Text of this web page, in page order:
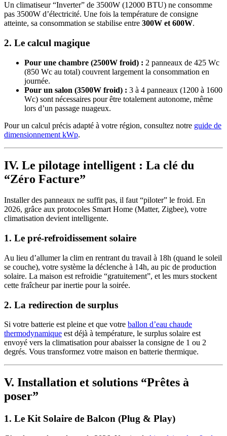
Un climatiseur “Inverter” de 3500W (12000 BTU) ne consomme
pas 3500W d’électricité. Une fois la température de consigne
atteinte, sa consommation se stabilise entre 300W et 600W.
2. Le calcul magique
Pour une chambre (2500W froid) : 2 panneaux de 425 Wc
(850 Wc au total) couvrent largement la consommation en
journée.
Pour un salon (3500W froid) : 3 à 4 panneaux (1200 à 1600
Wc) sont nécessaires pour être totalement autonome, même
lors d’un passage nuageux.
Pour un calcul précis adapté à votre région, consultez notre guide de
dimensionnement kWp.
IV. Le pilotage intelligent : La clé du
“Zéro Facture”
Installer des panneaux ne suffit pas, il faut “piloter” le froid. En
2026, grâce aux protocoles Smart Home (Matter, Zigbee), votre
climatisation devient intelligente.
1. Le pré-refroidissement solaire
Au lieu d’allumer la clim en rentrant du travail à 18h (quand le soleil
se couche), votre système la déclenche à 14h, au pic de production
solaire. La maison est refroidie “gratuitement”, et les murs stockent
cette fraîcheur par inertie pour la soirée.
2. La redirection de surplus
Si votre batterie est pleine et que votre ballon d’eau chaude
thermodynamique est déjà à température, le surplus solaire est
envoyé vers la climatisation pour abaisser la consigne de 1 ou 2
degrés. Vous transformez votre maison en batterie thermique.
V. Installation et solutions “Prêtes à
poser”
1. Le Kit Solaire de Balcon (Plug & Play)